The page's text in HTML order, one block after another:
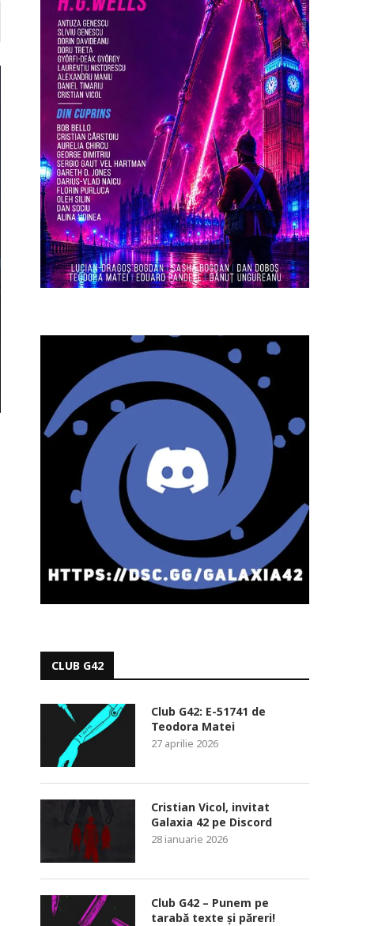
CLUB G42
Club G42: E-51741 de
Teodora Matei
27 aprilie 2026
Cristian Vicol, invitat
Galaxia 42 pe Discord
28 ianuarie 2026
Club G42 – Punem pe
tarabă texte și păreri!